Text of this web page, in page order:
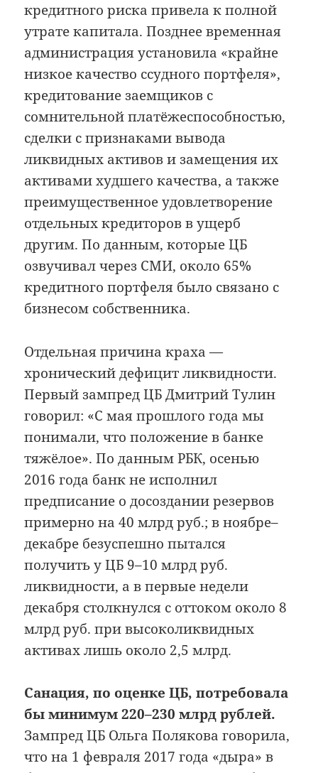
кредитного риска привела к полной
утрате капитала. Позднее временная
администрация установила «крайне
низкое качество ссудного портфеля»,
кредитование заемщиков с
сомнительной платёжеспособностью,
сделки с признаками вывода
ликвидных активов и замещения их
активами худшего качества, а также
преимущественное удовлетворение
отдельных кредиторов в ущерб
другим. По данным, которые ЦБ
озвучивал через СМИ, около 65%
кредитного портфеля было связано с
бизнесом собственника.
Отдельная причина краха —
хронический дефицит ликвидности.
Первый зампред ЦБ Дмитрий Тулин
говорил: «С мая прошлого года мы
понимали, что положение в банке
тяжёлое». По данным РБК, осенью
2016 года банк не исполнил
предписание о досоздании резервов
примерно на 40 млрд руб.; в ноябре–
декабре безуспешно пытался
получить у ЦБ 9–10 млрд руб.
ликвидности, а в первые недели
декабря столкнулся с оттоком около 8
млрд руб. при высоколиквидных
активах лишь около 2,5 млрд.
Санация, по оценке ЦБ, потребовала
бы минимум 220–230 млрд рублей.
Зампред ЦБ Ольга Полякова говорила,
что на 1 февраля 2017 года «дыра» в